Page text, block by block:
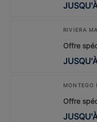
RIVIERA
Offre
MONTEGO
Offre